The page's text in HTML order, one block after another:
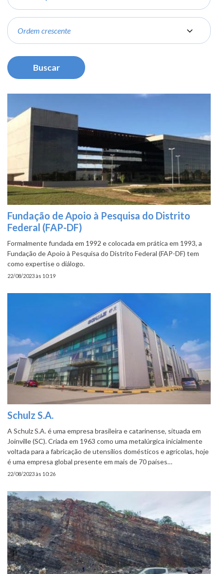
Order
Fundação de Apoio à Pesquisa do Distrito
Federal (FAP-DF)
Formalmente fundada em 1992 e colocada em prática em 1993, a
Fundação de Apoio à Pesquisa do Distrito Federal (FAP-DF) tem
como expertise o diálogo.
22/08/2023 às 10:19
Schulz S.A.
A Schulz S.A. é uma empresa brasileira e catarinense, situada em
Joinville (SC). Criada em 1963 como uma metalúrgica inicialmente
voltada para a fabricação de utensílios domésticos e agrícolas, hoje
é uma empresa global presente em mais de 70 países…
22/08/2023 às 10:26